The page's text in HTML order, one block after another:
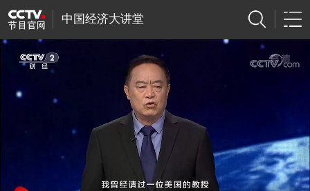
中国经济大讲堂